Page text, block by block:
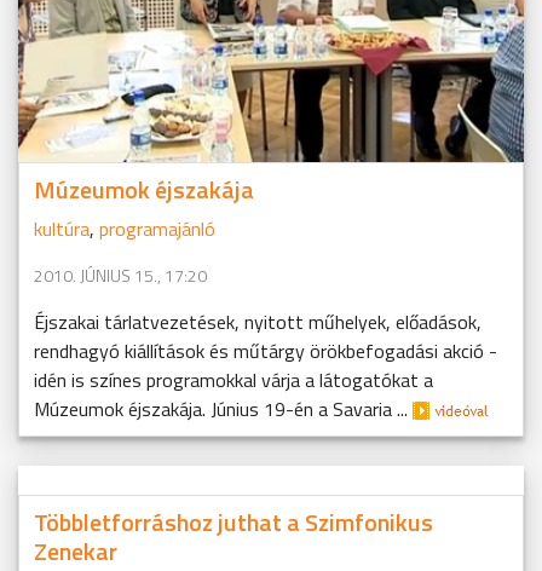
Múzeumok éjszakája
kultúra, programajánló
2010. JÚNIUS 15., 17:20
Éjszakai tárlatvezetések, nyitott műhelyek, előadások,
rendhagyó kiállítások és műtárgy örökbefogadási akció -
idén is színes programokkal várja a látogatókat a
Múzeumok éjszakája. Június 19-én a Savaria ...
Többletforráshoz juthat a Szimfonikus
Zenekar